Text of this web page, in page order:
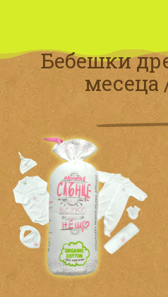
Бебешки
месеца